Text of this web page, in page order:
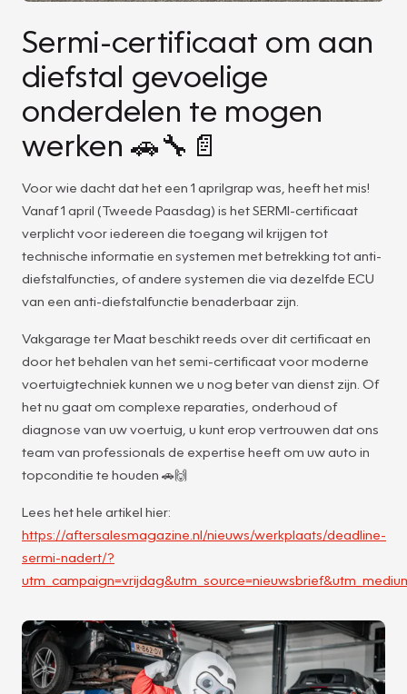
Sermi-certificaat om aan
diefstal gevoelige
onderdelen te mogen
werken 🚗🔧📄
Voor wie dacht dat het een 1 aprilgrap was, heeft het mis!
Vanaf 1 april (Tweede Paasdag) is het SERMI-certificaat
verplicht voor iedereen die toegang wil krijgen tot
technische informatie en systemen met betrekking tot anti-
diefstalfuncties, of andere systemen die via dezelfde ECU
van een anti-diefstalfunctie benaderbaar zijn.
Vakgarage ter Maat beschikt reeds over dit certificaat en
door het behalen van het semi-certificaat voor moderne
voertuigtechniek kunnen we u nog beter van dienst zijn. Of
het nu gaat om complexe reparaties, onderhoud of
diagnose van uw voertuig, u kunt erop vertrouwen dat ons
team van professionals de expertise heeft om uw auto in
topconditie te houden 🚗🙌
Lees het hele artikel hier:
https://aftersalesmagazine.nl/nieuws/werkplaats/deadline-
sermi-nadert/?